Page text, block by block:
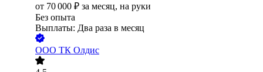
от 70 000 ₽ за месяц, на руки
Без опыта
Выплаты: Два раза в месяц
ООО ТК Олдис